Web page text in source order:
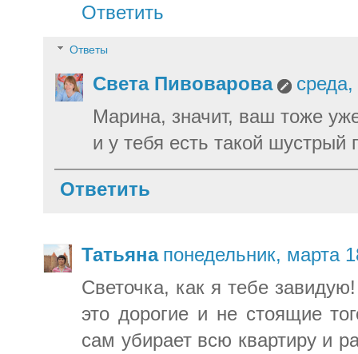
Ответить
Ответы
Света Пивоварова
Марина, значит, ваш тоже
и у тебя есть такой
Ответить
Татьяна понедельник, марта
Светочка, как я тебе
это дорогие и не стоящие
сам убирает всю квартиру и